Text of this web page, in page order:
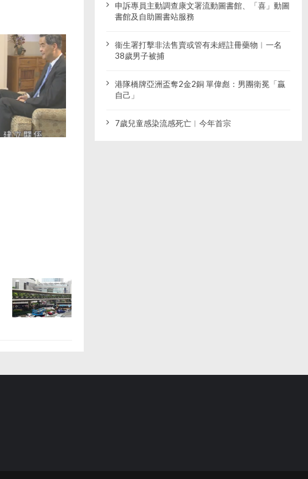
申訴專員主動調查康文署流動圖書館、「喜」動圖
書館及自助圖書站服務
衞生署打擊非法售賣或管有未經註冊藥物︱一名
38歲男子被捕
港隊橋牌亞洲盃奪2金2銅 單偉彪：男團衛冕「贏
自己」
7歲兒童感染流感死亡︱今年首宗